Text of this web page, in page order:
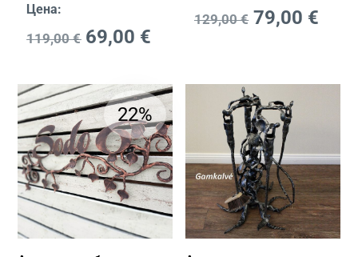
Цена:
119,00€ 69,00 €
129,00€ 79,00 €
22%